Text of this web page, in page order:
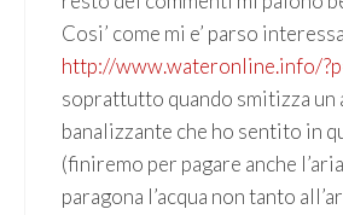
Cosi’ come mi e’ parso
http://www.wateronline.info/
soprattutto quando smitizza un
banalizzante che ho sentito in
(finiremo per pagare anche
paragona l’acqua non tanto